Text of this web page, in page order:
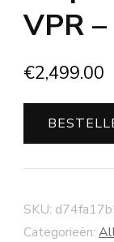
VPR
€2,499.00
SKU:
Categorieën: